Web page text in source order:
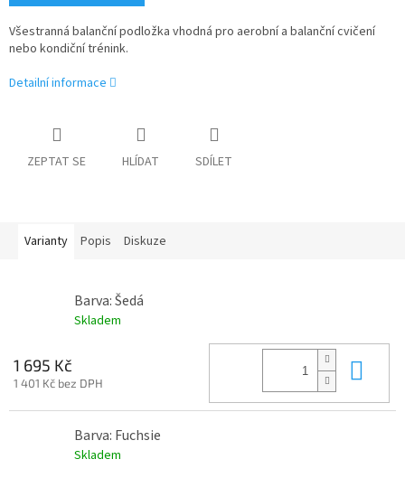
Všestranná balanční podložka vhodná pro aerobní a balanční cvičení
nebo kondiční trénink.
Detailní informace
ZEPTAT SE HLÍDAT SDÍLET
Varianty Popis Diskuze
Barva: Šedá
Skladem
1 695 Kč
1 401 Kč bez DPH
Barva: Fuchsie
Skladem